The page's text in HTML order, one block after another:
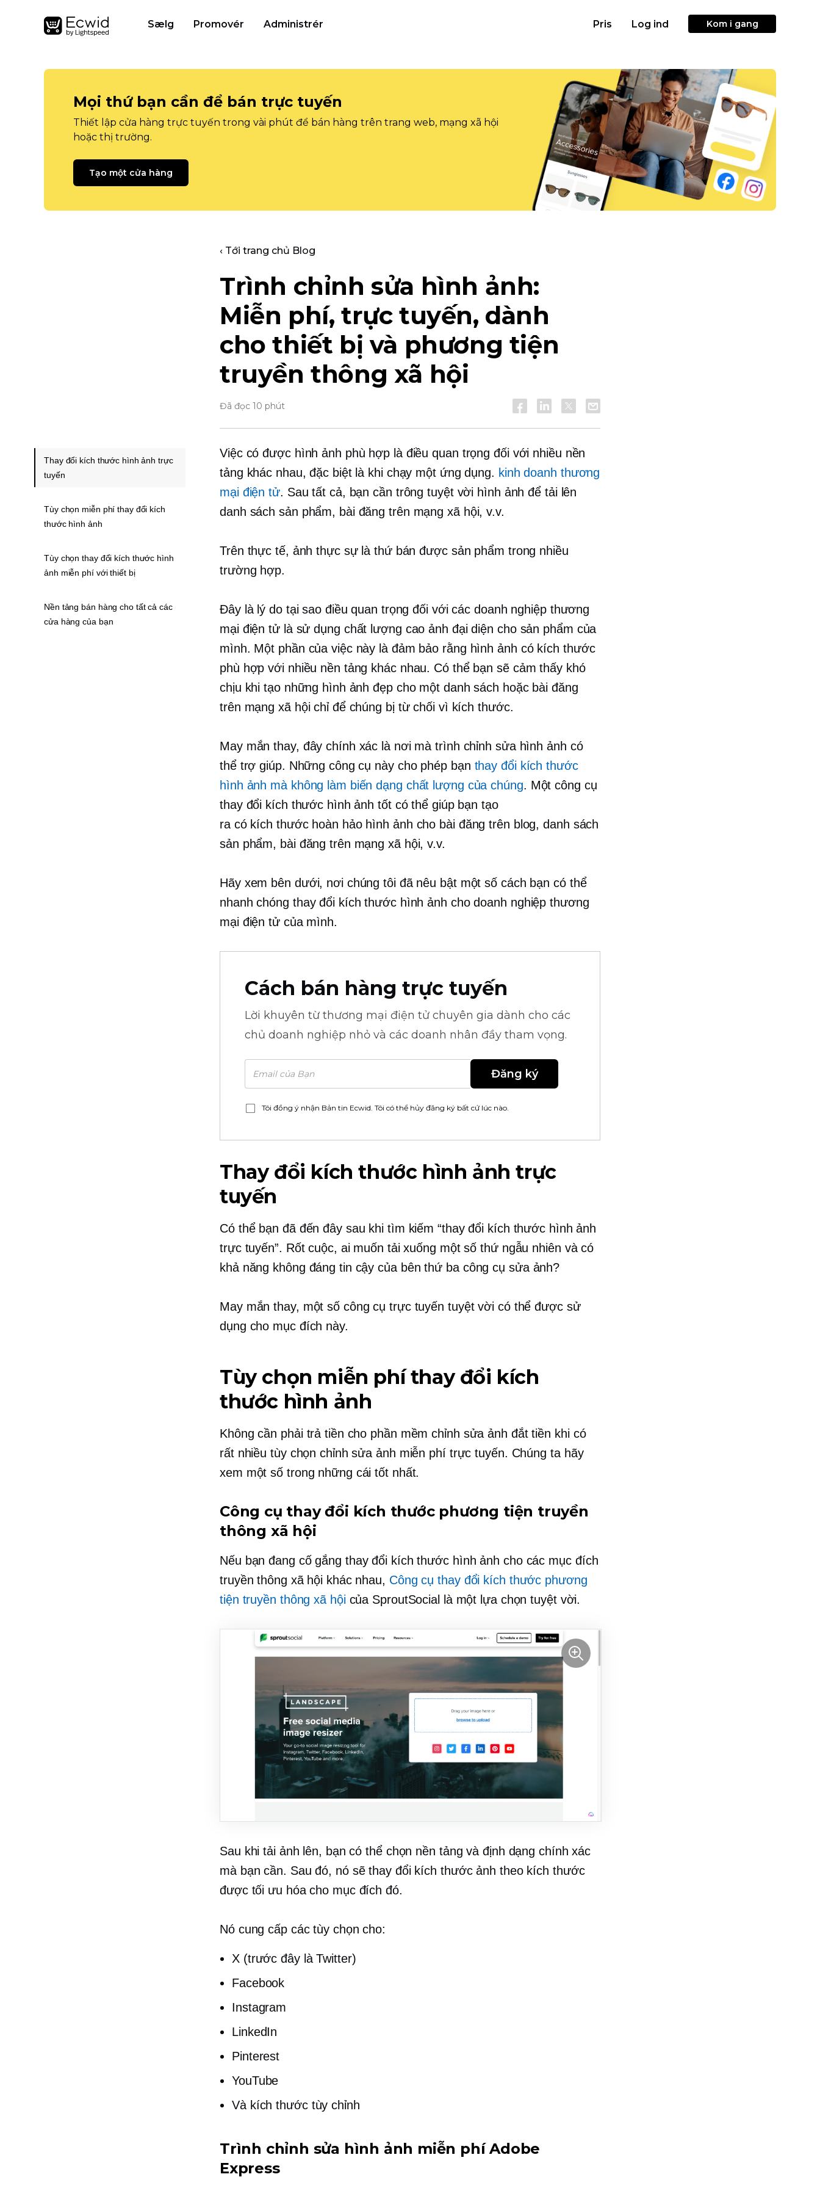
Sælg Promovér Administrér Pris Log ind Kom i gang
Mọi thứ bạn cần để bán trực tuyến
Thiết lập cửa hàng trực tuyến trong vài phút để bán hàng trên trang web, mạng xã hội
hoặc thị trường.
Tạo một cửa hàng
‹ Tới trang chủ Blog
Trình chỉnh sửa hình ảnh:
Miễn phí, trực tuyến, dành
cho thiết bị và phương tiện
truyền thông xã hội
Đã đọc 10 phút
Việc có được hình ảnh phù hợp là điều quan trọng đối với nhiều nền
tảng khác nhau, đặc biệt là khi chạy một ứng dụng. kinh doanh thương
mại điện tử. Sau tất cả, bạn cần trông tuyệt vời hình ảnh để tải lên
danh sách sản phẩm, bài đăng trên mạng xã hội, v.v.
Trên thực tế, ảnh thực sự là thứ bán được sản phẩm trong nhiều
trường hợp.
Đây là lý do tại sao điều quan trọng đối với các doanh nghiệp thương
mại điện tử là sử dụng chất lượng cao ảnh đại diện cho sản phẩm của
mình. Một phần của việc này là đảm bảo rằng hình ảnh có kích thước
phù hợp với nhiều nền tảng khác nhau. Có thể bạn sẽ cảm thấy khó
chịu khi tạo những hình ảnh đẹp cho một danh sách hoặc bài đăng
trên mạng xã hội chỉ để chúng bị từ chối vì kích thước.
May mắn thay, đây chính xác là nơi mà trình chỉnh sửa hình ảnh có
thể trợ giúp. Những công cụ này cho phép bạn thay đổi kích thước
hình ảnh mà không làm biến dạng chất lượng của chúng. Một công cụ
thay đổi kích thước hình ảnh tốt có thể giúp bạn tạo
ra có kích thước hoàn hảohình ảnh cho bài đăng trên blog, danh sách
sản phẩm, bài đăng trên mạng xã hội, v.v.
Hãy xem bên dưới, nơi chúng tôi đã nêu bật một số cách bạn có thể
nhanh chóng thay đổi kích thước hình ảnh cho doanh nghiệp thương
mại điện tử của mình.
Cách bán hàng trực tuyến
Lời khuyên từ thương mại điện tử chuyên gia dành cho các
chủ doanh nghiệp nhỏ và các doanh nhân đầy tham vọng.
Đăng ký
Tôi đồng ý nhận Bản tin Ecwid. Tôi có thể hủy đăng ký bất cứ lúc nào.
Thay đổi kích thước hình ảnh trực
tuyến
Có thể bạn đã đến đây sau khi tìm kiếm “thay đổi kích thước hình ảnh
trực tuyến”. Rốt cuộc, ai muốn tải xuống một số thứ ngẫu nhiên và có
khả năng không đáng tin cậycủa bên thứ bacông cụ sửa ảnh?
May mắn thay, một số công cụ trực tuyến tuyệt vời có thể được sử
dụng cho mục đích này.
Tùy chọn miễn phí thay đổi kích
thước hình ảnh
Không cần phải trả tiền cho phần mềm chỉnh sửa ảnh đắt tiền khi có
rất nhiều tùy chọn chỉnh sửa ảnh miễn phí trực tuyến. Chúng ta hãy
xem một số trong những cái tốt nhất.
Công cụ thay đổi kích thước phương tiện truyền
thông xã hội
Nếu bạn đang cố gắng thay đổi kích thước hình ảnh cho các mục đích
truyền thông xã hội khác nhau, Công cụ thay đổi kích thước phương
tiện truyền thông xã hộicủa SproutSocial là một lựa chọn tuyệt vời.
Sau khi tải ảnh lên, bạn có thể chọn nền tảng và định dạng chính xác
mà bạn cần. Sau đó, nó sẽ thay đổi kích thước ảnh theo kích thước
được tối ưu hóa cho mục đích đó.
Nó cung cấp các tùy chọn cho:
X (trước đây là Twitter)
Facebook
Instagram
LinkedIn
Pinterest
YouTube
Và kích thước tùy chỉnh
Trình chỉnh sửa hình ảnh miễn phí Adobe
Express
Thay đổi kích thước hình ảnh trực
tuyến
Tùy chọn miễn phí thay đổi kích
thước hình ảnh
Tùy chọn thay đổi kích thước hình
ảnh miễn phí với thiết bị
Nền tảng bán hàng cho tất cả các
cửa hàng của bạn